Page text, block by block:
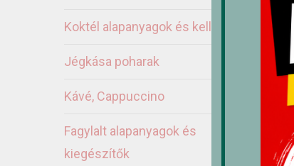
Koktél alapanyagok és kellékek
Jégkása poharak
Kávé, Cappuccino
Fagylalt alapanyagok és
kiegészítők